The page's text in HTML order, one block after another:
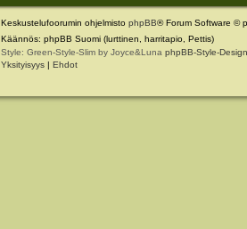
Keskustelufoorumin ohjelmisto phpBB® Forum Software ©
Käännös: phpBB Suomi (lurttinen, harritapio, Pettis)
Style: Green-Style-Slim by Joyce&Luna phpBB-Style-Design
Yksityisyys | Ehdot